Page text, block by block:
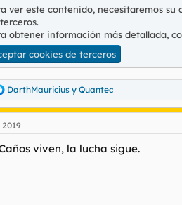
ver este contenido, necesitaremos
obtener información más detallada,
cookies de terceros
DarthMauricius y Quantec
2019
viven, la lucha sigue.